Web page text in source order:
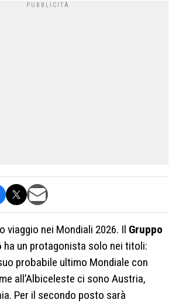
viaggio nei Mondiali 2026. Il Gruppo
ha un protagonista solo nei titoli:
probabile ultimo Mondiale con
all’Albiceleste ci sono Austria,
Per il secondo posto sarà